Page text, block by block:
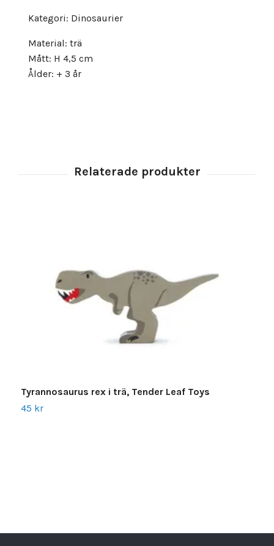
Kategori: Dinosaurier
Material: trä
Mått: H 4,5 cm
Ålder: + 3 år
Tyrannosaurus rex i trä, Tender Leaf Toys
45 kr